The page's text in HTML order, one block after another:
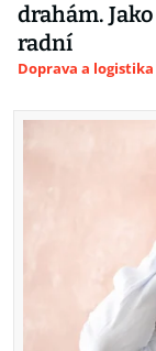
drahám.
radní
Doprava a logistika